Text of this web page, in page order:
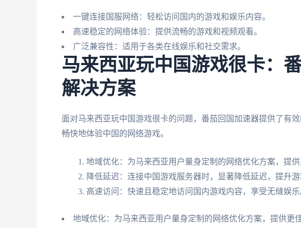
一键连接国服网络：轻松访问国内的游戏和娱乐内容。
高速稳定的网络体验：提供流畅的游戏和视频观看。
广泛兼容性：适用于各类在线娱乐和社交需求。
马来西亚玩中国游戏很卡：
解决方案
面对马来西亚玩中国游戏很卡的问题，番茄回国加速器提供了有
畅快地体验中国的网络游戏。
地域优化：为马来西亚用户量身定制的网络优化方案，提
降低延迟：连接中国游戏服务器时，显著降低延迟，提升游
高速访问：快速且稳定地访问国内游戏内容，享受无缝娱乐
地域优化：为马来西亚用户量身定制的网络优化方案，提供更